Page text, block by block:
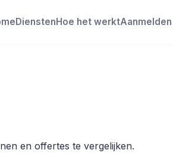
Diensten Hoe het werkt
en offertes te vergelijken.